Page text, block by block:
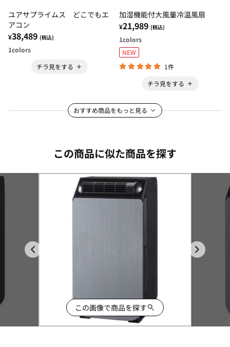
ユアサプライムス どこでもエ
アコン
¥38,489 (税込)
1colors
チラ見をする
加湿機能付大風量冷温風扇
¥21,989 (税込)
1colors
NEW
1件
チラ見をする
おすすめ商品をもっと見る
この商品に似た商品を探す
この画像で商品を探す